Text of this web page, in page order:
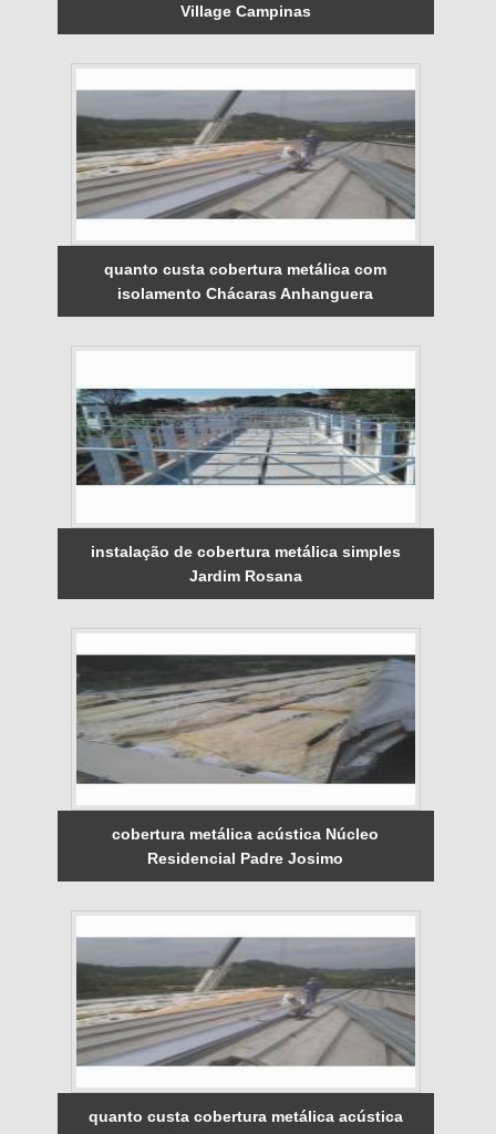
Village Campinas
quanto custa cobertura metálica com
isolamento Chácaras Anhanguera
instalação de cobertura metálica simples
Jardim Rosana
cobertura metálica acústica Núcleo
Residencial Padre Josimo
quanto custa cobertura metálica acústica